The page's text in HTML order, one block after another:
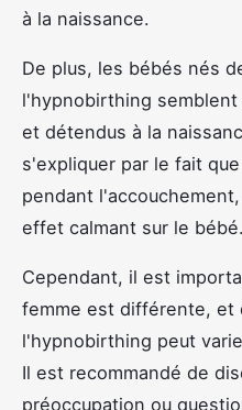
à la naissance.
De plus, les bébés nés
l'hypnobirthing
et détendus à la
s'expliquer par le fait
pendant
effet calmant sur le bébé.
Cependant, il est
femme est différente, et
l'hypnobirthing peut
Il est recommandé de
préoccupation ou